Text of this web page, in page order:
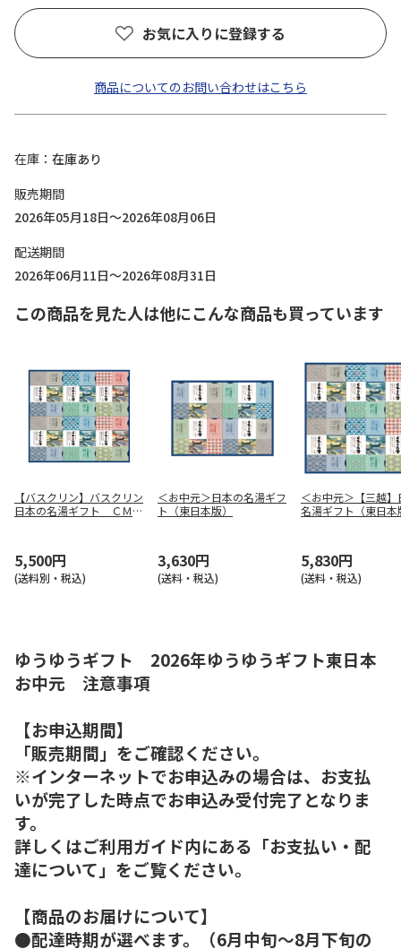
お気に入りに登録する
商品についてのお問い合わせはこちら
在庫
在庫あり
販売期間
2026年05月18日～2026年08月06日
配送期間
2026年06月11日～2026年08月31日
この商品を見た人は他にこんな商品も買っています
【バスクリン】バスクリン
日本の名湯ギフト ＣＭＯ
5,500円
(送料別・税込)
＜お中元＞日本の名湯ギフ
ト（東日本版）
3,630円
(送料・税込)
＜お中元＞【三越】
名湯ギフト（東日本
5,830円
(送料・税込)
ゆうゆうギフト 2026年ゆうゆうギフト東日本
お中元 注意事項
【お申込期間】
「販売期間」をご確認ください。
※インターネットでお申込みの場合は、お支払
いが完了した時点でお申込み受付完了となりま
す。
詳しくはご利用ガイド内にある「お支払い・配
達について」をご覧ください。
【商品のお届けについて】
●配達時期が選べます。（6月中旬～8月下旬の